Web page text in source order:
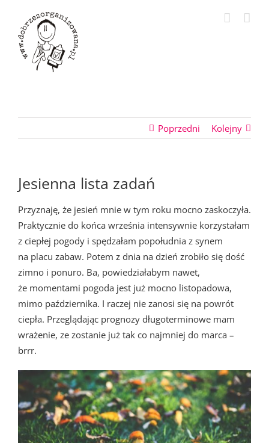
zawartości
Poprzedni Kolejny
Jesienna lista zadań
Przyznaję, że jesień mnie w tym roku mocno zaskoczyła.
Praktycznie do końca września intensywnie korzystałam
z ciepłej pogody i spędzałam popołudnia z synem
na placu zabaw. Potem z dnia na dzień zrobiło się dość
zimno i ponuro. Ba, powiedziałabym nawet,
że momentami pogoda jest już mocno listopadowa,
mimo października. I raczej nie zanosi się na powrót
ciepła. Przeglądając prognozy długoterminowe mam
wrażenie, ze zostanie już tak co najmniej do marca –
brrr.